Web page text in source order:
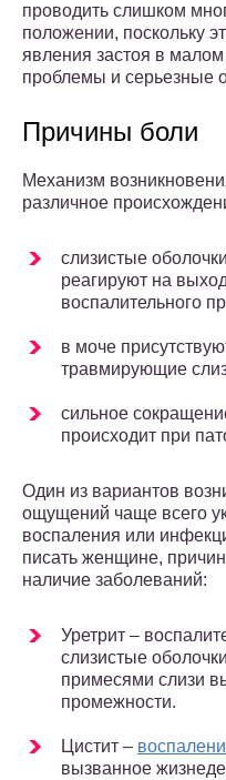
проводить слишком
положении, поскольку
явления застоя в малом
проблемы и серьезные
Причины боли
Механизм
различное
слизистые
реагируют на
воспалительного
в моче
травмирующие
сильное
происходит при
Один из вариантов
ощущений чаще всего
воспаления или
писать женщине,
наличие заболеваний:
Уретрит –
слизистые
примесями слизи
промежности.
Цистит –
вызванное